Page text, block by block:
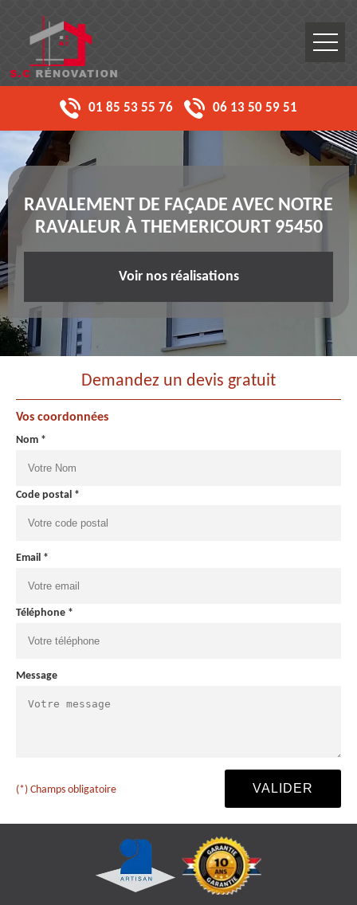
01 85 53 55 76 06 13 50 59 51
RAVALEMENT DE FAÇADE AVEC NOTRE
RAVALEUR À THEMERICOURT 95450
Voir nos réalisations
Demandez un devis gratuit
Vos coordonnées
Nom *
Code postal *
Email *
Téléphone *
Message
(*) Champs obligatoire